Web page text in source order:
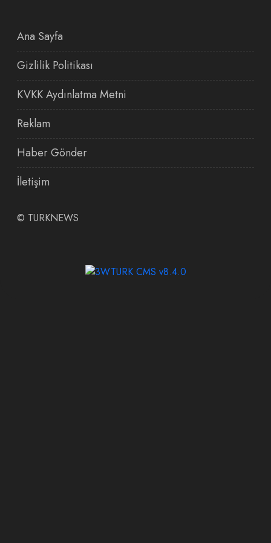
Ana Sayfa
Gizlilik Politikası
KVKK Aydınlatma Metni
Reklam
Haber Gönder
İletişim
© TURKNEWS